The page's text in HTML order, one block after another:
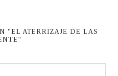
"EL ATERRIZAJE DE LAS